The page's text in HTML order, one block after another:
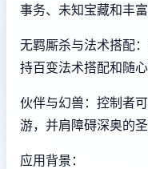
事务、未知宝藏和丰富
无羁厮杀与法术搭配
持百变法术搭配和随心
伙伴与幻兽：控制者
游，并肩障碍深奥的圣
应用背景：